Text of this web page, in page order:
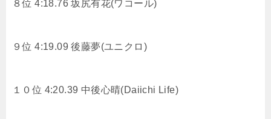
８位 4:18.76坂尻有花(ワコール)
９位 4:19.09後藤夢(ユニクロ)
１０位 4:20.39 中後心晴(Daiichi Life)